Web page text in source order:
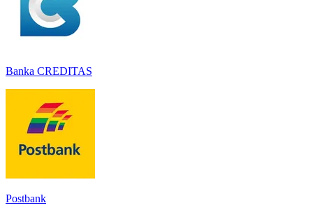
Banka CREDITAS
Postbank